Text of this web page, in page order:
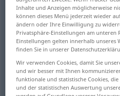
Übersicht aller
(Für mehr Details die Übersetzung
additional, extra, added
auxiliary further
Inhalte und Anzeigen möglicherweise
können dieses Menü jederzeit wieder
ändern oder Ihre Einwilligung zu
Privatsphäre-Einstellungen am unteren
Einstellungen gelten innerhalb unseres
finden Sie in unserer
Wir verwenden Cookies, damit Sie
und wir besser mit Ihnen
funktionale und statistische Cookies,
und der statistischen Auswertung